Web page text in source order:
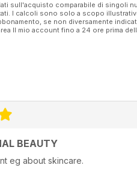
sull'acquisto comparabile di singoli
I calcoli sono solo a scopo
se non diversamente
Il mio account fino a 24 ore prima
BEAUTY
eg about skincare.